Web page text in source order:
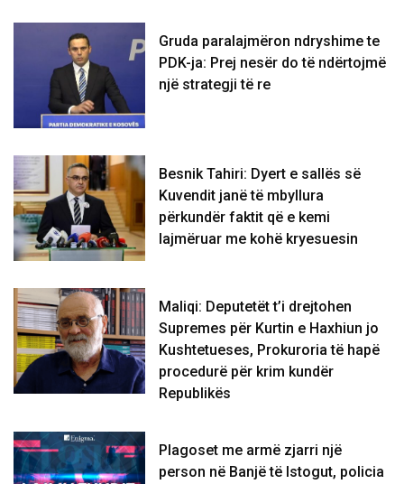
Gruda paralajmëron ndryshime te
PDK-ja: Prej nesër do të ndërtojmë
një strategji të re
Besnik Tahiri: Dyert e sallës së
Kuvendit janë të mbyllura
përkundër faktit që e kemi
lajmëruar me kohë kryesuesin
Maliqi: Deputetët t’i drejtohen
Supremes për Kurtin e Haxhiun jo
Kushtetueses, Prokuroria të hapë
procedurë për krim kundër
Republikës
Plagoset me armë zjarri një
person në Banjë të Istogut, policia